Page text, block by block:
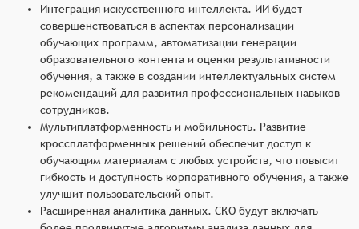
Интеграция искусственного интеллекта. ИИ будет
совершенствоваться в аспектах персонализации
обучающих программ, автоматизации генерации
образовательного контента и оценки результативности
обучения, а также в создании интеллектуальных систем
рекомендаций для развития профессиональных навыков
сотрудников.
Мультиплатформенность и мобильность. Развитие
кроссплатформенных решений обеспечит доступ к
обучающим материалам с любых устройств, что повысит
гибкость и доступность корпоративного обучения, а также
улучшит пользовательский опыт.
Расширенная аналитика данных. СКО будут включать